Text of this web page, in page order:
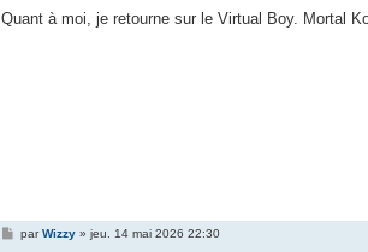
s
Quant à moi, je retourne sur le Virtual Boy. Mortal
MparWizzy» jeu. 14 mai 2026 22:30